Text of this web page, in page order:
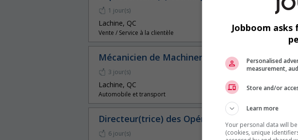
1 jour(s)
Lachine, QC
Vente / Service à la clientèle
Mécanicien de Machinerie Fixe 4B
3 jour(s)
Lachine, QC
Automobile et transport
Directeur(trice) des Opérations
6 jour(s)
Jobboom
Personalised
measurement,
Store and/or
Learn more
Your personal data will
(cookies, unique